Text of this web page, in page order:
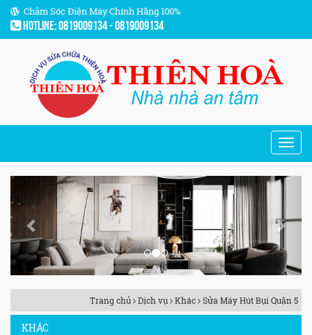
Chăm Sóc Điện Máy Chính Hãng 100%
Hotline: 0819009134 - 0819009134
Previous Next
Trang chủ Dịch vụ Khác Sửa Máy Hút Bụi Quận 5
KHÁC